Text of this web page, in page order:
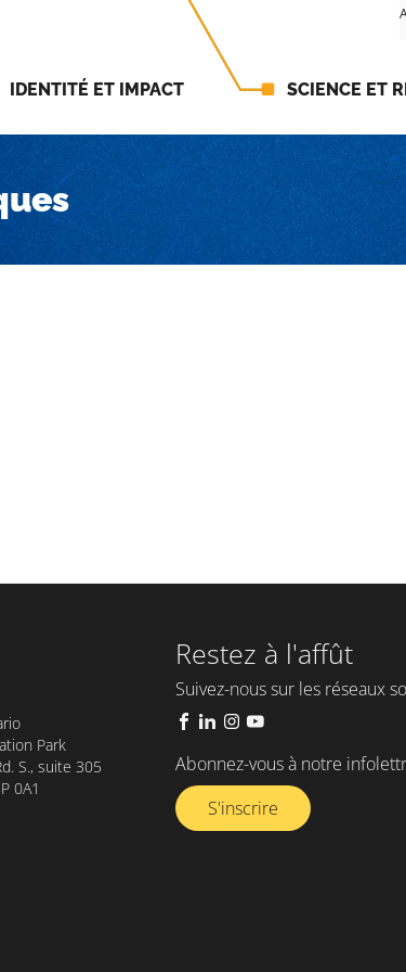
IDENTITÉ ET IMPACT SCIENCE ET
Park
S., suite 305
0A1
Restez à l'affût
Suivez-nous sur les réseaux
Abonnez-vous à notre
S'inscrire